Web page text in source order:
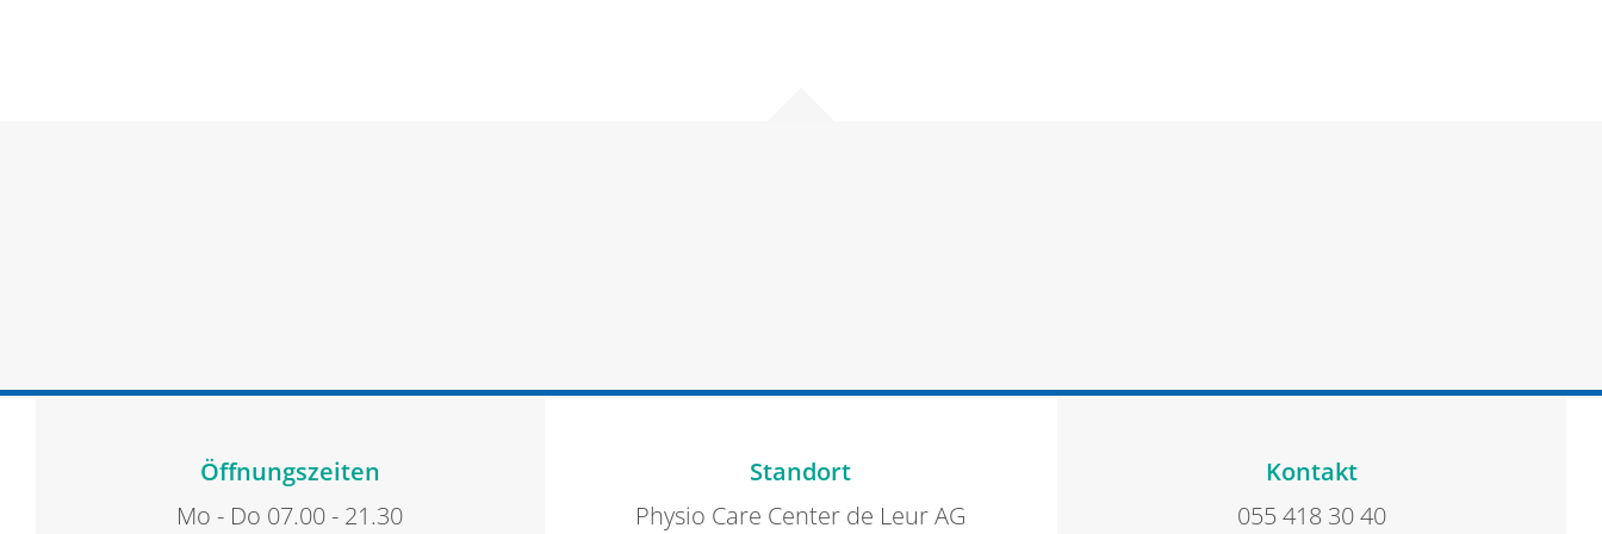
Öffnungszeiten
Mo - Do 07.00 - 21.30
Standort
Physio Care Center de Leur AG
Kontakt
055 418 30 40